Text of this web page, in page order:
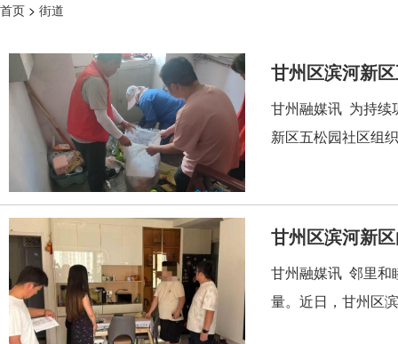
首页 > 街道
甘州区滨河新
甘州融媒讯 为持续
新区五松园社区组
甘州区滨河新
甘州融媒讯 邻里和
量。近日，甘州区